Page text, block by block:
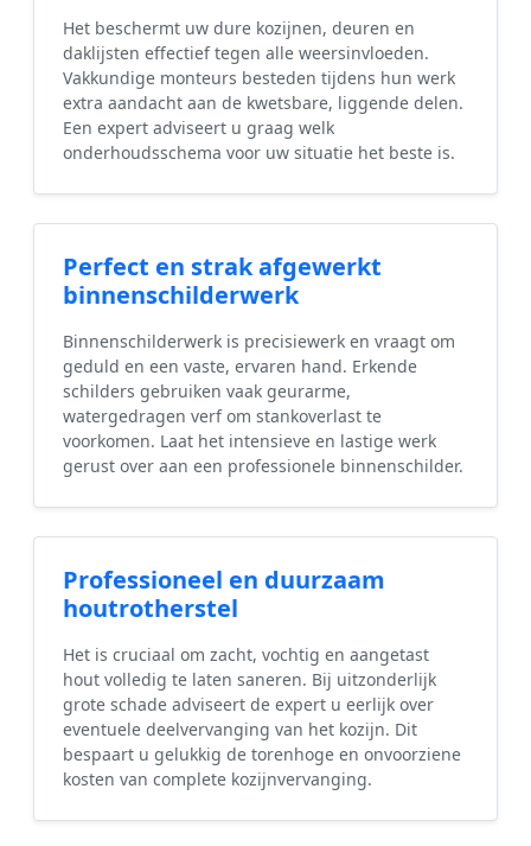
Het beschermt uw dure kozijnen, deuren en
daklijsten effectief tegen alle weersinvloeden.
Vakkundige monteurs besteden tijdens hun werk
extra aandacht aan de kwetsbare, liggende delen.
Een expert adviseert u graag welk
onderhoudsschema voor uw situatie het beste is.
Perfect en strak afgewerkt
binnenschilderwerk
Binnenschilderwerk is precisiewerk en vraagt om
geduld en een vaste, ervaren hand. Erkende
schilders gebruiken vaak geurarme,
watergedragen verf om stankoverlast te
voorkomen. Laat het intensieve en lastige werk
gerust over aan een professionele binnenschilder.
Professioneel en duurzaam
houtrotherstel
Het is cruciaal om zacht, vochtig en aangetast
hout volledig te laten saneren. Bij uitzonderlijk
grote schade adviseert de expert u eerlijk over
eventuele deelvervanging van het kozijn. Dit
bespaart u gelukkig de torenhoge en onvoorziene
kosten van complete kozijnvervanging.